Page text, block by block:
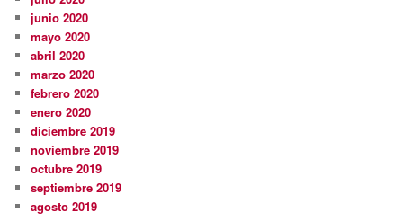
junio 2020
mayo 2020
abril 2020
marzo 2020
febrero 2020
enero 2020
diciembre 2019
noviembre 2019
octubre 2019
septiembre 2019
agosto 2019